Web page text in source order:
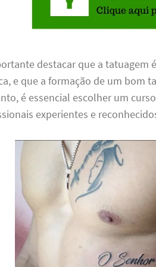
destacar que a tatuagem
e que a formação de um bom
é essencial escolher um
experientes e